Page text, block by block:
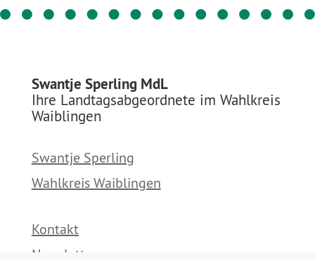
Swantje Sperling MdL
Ihre Landtagsabgeordnete im Wahlkreis
Waiblingen
Swantje Sperling
Wahlkreis Waiblingen
Kontakt
Newsletter